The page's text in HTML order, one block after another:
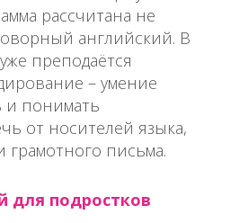
рассчитана не
английский. В
преподаётся
– умение
и понимать
от носителей языка,
грамотного письма.
для подростков